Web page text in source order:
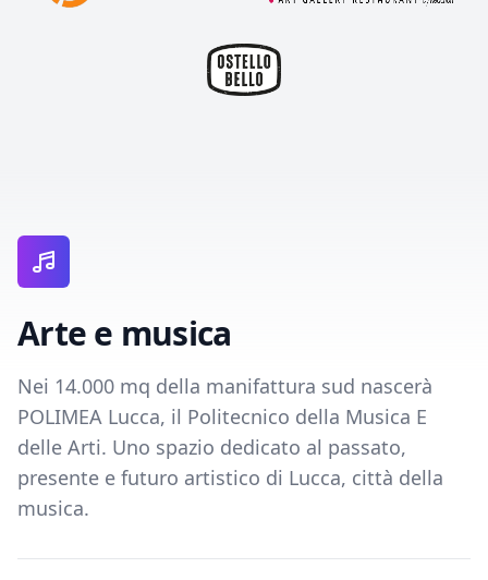
Arte e musica
Nei 14.000 mq della manifattura sud nascerà
POLIMEA Lucca, il Politecnico della Musica E
delle Arti. Uno spazio dedicato al passato,
presente e futuro artistico di Lucca, città della
musica.